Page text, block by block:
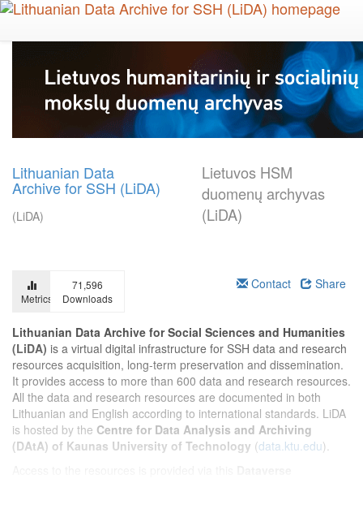
Skip
main
Lithuanian Data
Archive for SSH (LiDA)
(LiDA)
Lietuvos HSM
duomenų archyvas
(LiDA)
Metrics
71,596
Downloads
Contact Share
Lithuanian Data Archive for Social Sciences and Humanities
(LiDA) is a virtual digital infrastructure for SSH data and research
resources acquisition, long-term preservation and dissemination.
It provides access to more than 600 data and research resources.
All the data and research resources are documented in both
Lithuanian and English according to international standards. LiDA
is hosted by the Centre for Data Analysis and Archiving
(DAtA) of Kaunas University of Technology (data.ktu.edu).